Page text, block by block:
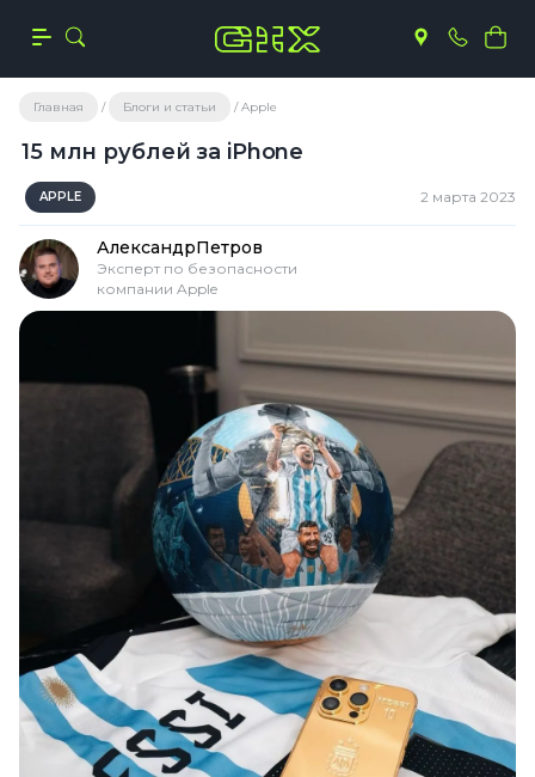
Главная Блоги и статьи Apple
15 млн рублей за iPhone
APPLE 2 марта 2023
АлександрПетров
Эксперт по безопасности
компании Apple